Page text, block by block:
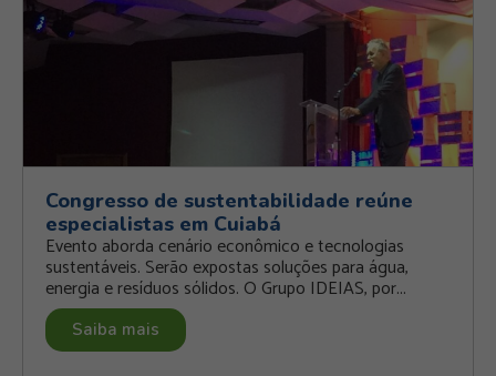
Congresso de sustentabilidade reúne
especialistas em Cuiabá
Evento aborda cenário econômico e tecnologias
sustentáveis. Serão expostas soluções para água,
energia e resíduos sólidos. O Grupo IDEIAS, por...
Saiba mais